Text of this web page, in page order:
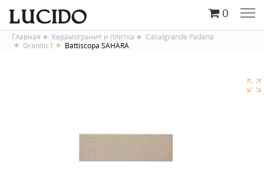
0
Главная Керамогранит и плитка
Casalgrande Padana
Granito 1
Battiscopa SAHARA